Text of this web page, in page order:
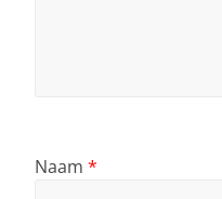
Naam *